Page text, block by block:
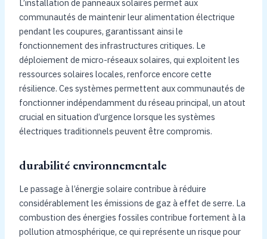
L’installation de panneaux solaires permet aux
communautés de maintenir leur alimentation électrique
pendant les coupures, garantissant ainsi le
fonctionnement des infrastructures critiques. Le
déploiement de micro-réseaux solaires, qui exploitent les
ressources solaires locales, renforce encore cette
résilience. Ces systèmes permettent aux communautés de
fonctionner indépendamment du réseau principal, un atout
crucial en situation d’urgence lorsque les systèmes
électriques traditionnels peuvent être compromis.
durabilité environnementale
Le passage à l’énergie solaire contribue à réduire
considérablement les émissions de gaz à effet de serre. La
combustion des énergies fossiles contribue fortement à la
pollution atmosphérique, ce qui représente un risque pour